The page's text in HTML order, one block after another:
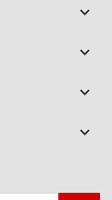



